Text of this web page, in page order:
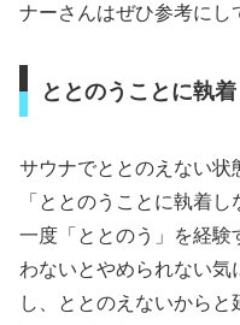
ナーさんはぜひ参考にし
ととのうことに執
サウナでととのえない状
「ととのうことに執着し
一度「ととのう」を経験
わないとやめられない気
し、ととのえないから